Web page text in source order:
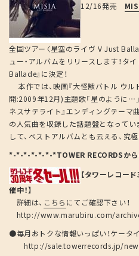
12/16発売
全国ツアー〈星空のライヴ V Just
ュー・アルバムをリリースします！タ
Ballade』に決定！
本作では、映画『大怪獣バトル ウル
開:2009年12月)主題歌「星のように…
ネスサテライト』エンディングテーマ
の人気曲を収録した話題盤となって
して、ベストアルバムとも云える、究
*-*-*-*-*-*-*TOWER RECORDSか
【タワーレコー
催中！】
詳細は、 こちら にてご確認下さい！
http://www.marubiru.com/
●毎月おトクな情報いっぱい！ケータ
http://sale.towerrecords.jp/